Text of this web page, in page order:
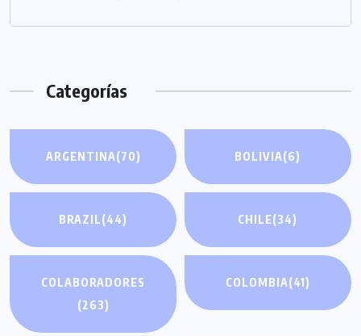
Categorías
ARGENTINA(70) BOLIVIA(6)
BRAZIL(44) CHILE(34)
COLABORADORES
(263)
COLOMBIA(41)